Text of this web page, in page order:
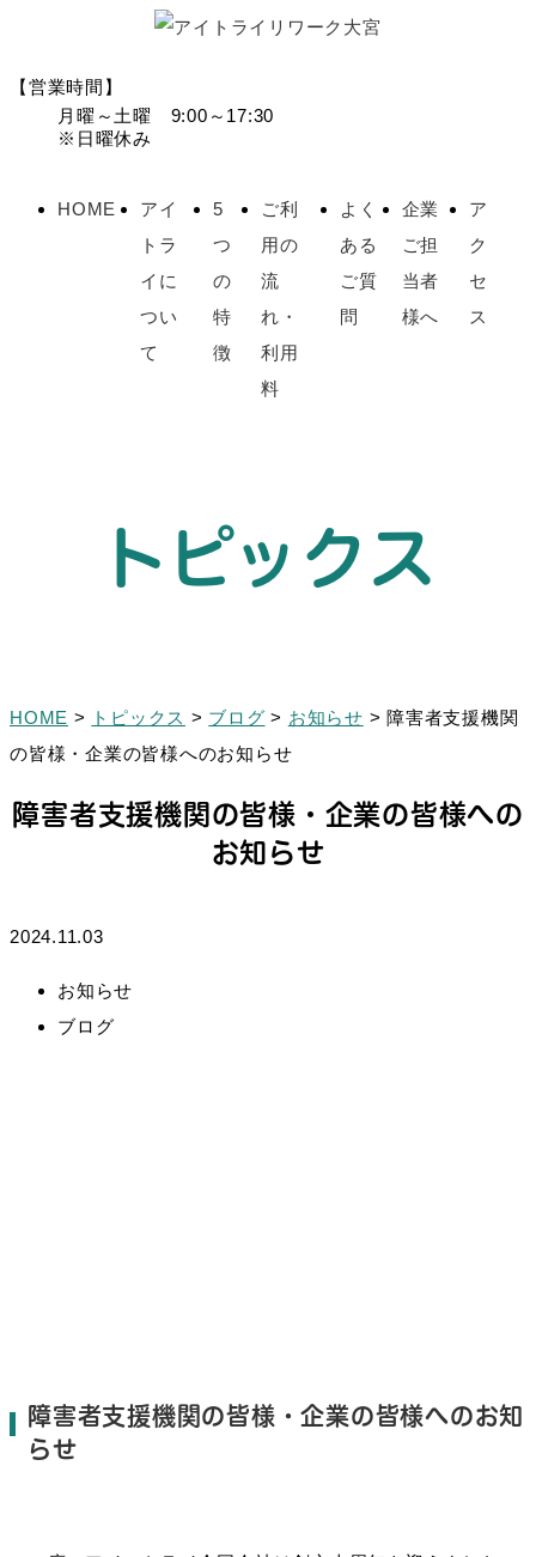
【営業時間】
月曜～土曜 9:00～17:30
※日曜休み
HOME
アイ
トラ
イに
つい
て
5
つ
の
特
徴
ご利
用の
流
れ・
利用
料
よく
ある
ご質
問
企業
ご担
当者
様へ
ア
ク
セ
ス
トピックス
HOME > トピックス > ブログ > お知らせ > 障害者支援機関
の皆様・企業の皆様へのお知らせ
障害者支援機関の皆様・企業の皆様への
お知らせ
2024.11.03
お知らせ
ブログ
障害者支援機関の皆様・企業の皆様へのお知
らせ